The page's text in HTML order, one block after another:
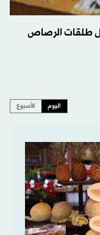
طلقات الرصاص
اليوم الأسبوع